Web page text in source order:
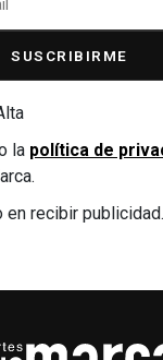
SUSCRIBIRME
la política de
en recibir publicidad.